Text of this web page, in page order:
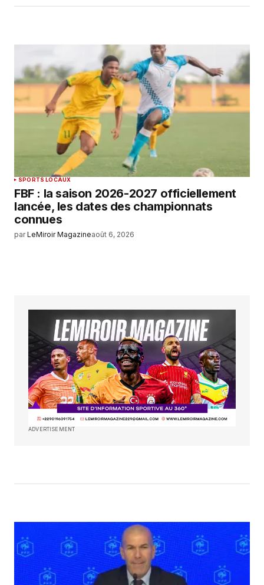
SPORTS LOCAUX
FBF : la saison 2026-2027 officiellement
lancée, les dates des championnats
connues
par LeMiroir Magazineaoût 6, 2026
ADVERTISEMENT